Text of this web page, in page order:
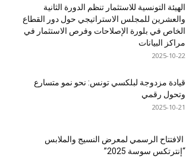
الهيئة التونسية للاستثمار تنظم الدورة الثانية
والعشرين للمجلس الاستراتيجي حول دور القطاع
الخاص في بلورة الإصلاحات وفرص الاستثمار في
مراكز البيانات
2025-10-22
قيادة مزدوجة لبلكسي تونس: نحو نمو متسارع
وتحول رقمي
2025-10-21
الافتتاح الرسمي لمعرض النسيج والملابس
“إنترتكس سوسة 2025”